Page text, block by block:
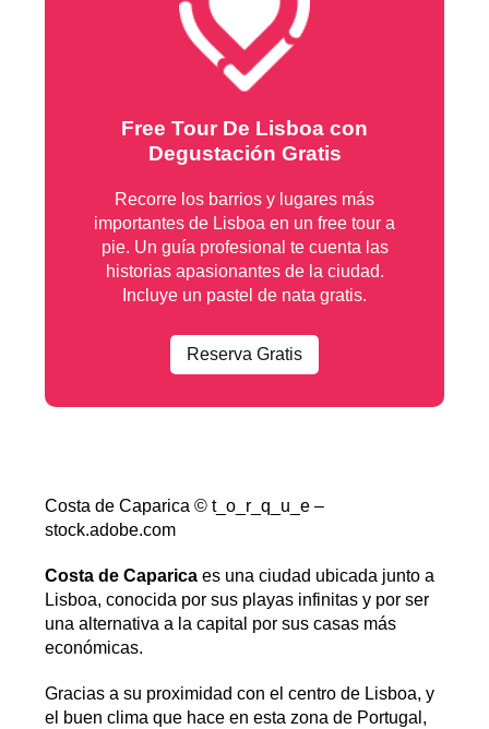
Free Tour De Lisboa con
Degustación Gratis
Recorre los barrios y lugares más
importantes de Lisboa en un free tour a
pie. Un guía profesional te cuenta las
historias apasionantes de la ciudad.
Incluye un pastel de nata gratis.
Reserva Gratis
Costa de Caparica © t_o_r_q_u_e –
stock.adobe.com
Costa de Caparica es una ciudad ubicada junto a
Lisboa, conocida por sus playas infinitas y por ser
una alternativa a la capital por sus casas más
económicas.
Gracias a su proximidad con el centro de Lisboa, y
el buen clima que hace en esta zona de Portugal,